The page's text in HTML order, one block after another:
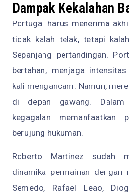
Dampak Kekalahan
Portugal harus menerima
tidak kalah telak, tetapi
Sepanjang pertandingan,
bertahan, menjaga
kali mengancam. Namun,
di depan gawang.
kegagalan memanfaatkan
berujung hukuman.
Roberto Martinez sudah
dinamika permainan dengan
Semedo, Rafael Leao,